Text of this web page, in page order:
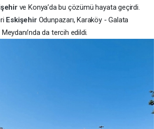
ve Konya’da bu çözümü hayata geçirdi.
Eskişehir Odunpazarı, Karaköy - Galata
da tercih edildi.